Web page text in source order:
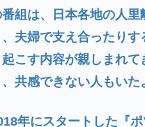
組は、日本各地の人
、夫婦で支え合ったり
起こす内容が親しまれ
、共感できない人もいた
年にスタートした『